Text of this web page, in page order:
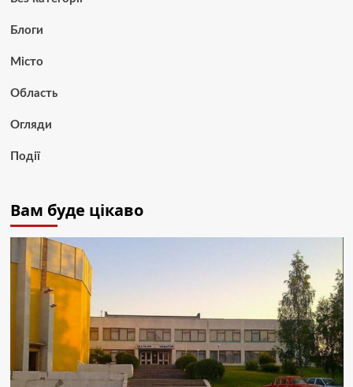
Блоги
Місто
Область
Огляди
Події
Вам буде цікаво